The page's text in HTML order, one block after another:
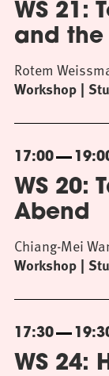
WS 21:
and the
Workshop
Rotem
17:00
WS 20:
Abend
Workshop
Chiang-Mei
17:30
WS 24: